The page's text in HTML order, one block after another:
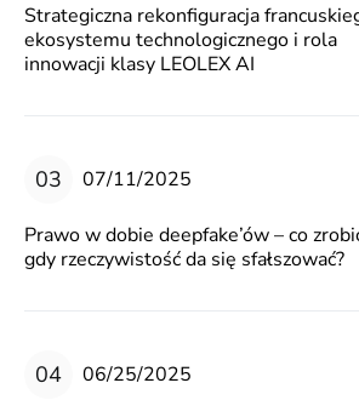
Strategiczna rekonfiguracja
ekosystemu technologicznego i rola
innowacji klasy LEOLEX AI
07/11/2025
Prawo w dobie deepfake’ów – co
gdy rzeczywistość da się sfałszować?
06/25/2025